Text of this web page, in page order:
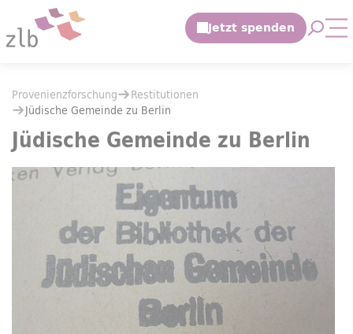
Zum Hauptinhalt springen
Zur Suche springen
Restitutionen
Jüdische Gemeinde zu Berlin
Sie befinden sich hier:
Provenienzforschung
Restitutionen
Jüdische Gemeinde zu Berlin
Jüdische Gemeinde zu Berlin